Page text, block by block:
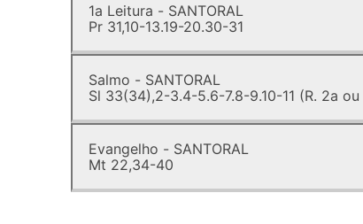
1a Leitura - SANTORAL
Pr 31,10-13.19-20.30-31
Salmo - SANTORAL
Sl 33(34),2-3.4-5.6-7.8-9.10-11 (R. 2a ou
Evangelho - SANTORAL
Mt 22,34-40